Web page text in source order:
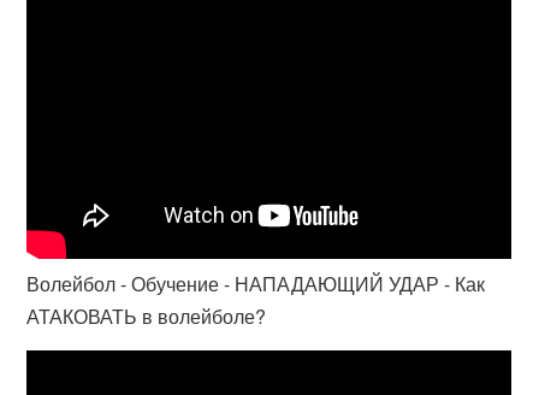
Волейбол - Обучение - НАПАДАЮЩИЙ УДАР - Как
АТАКОВАТЬ в волейболе?